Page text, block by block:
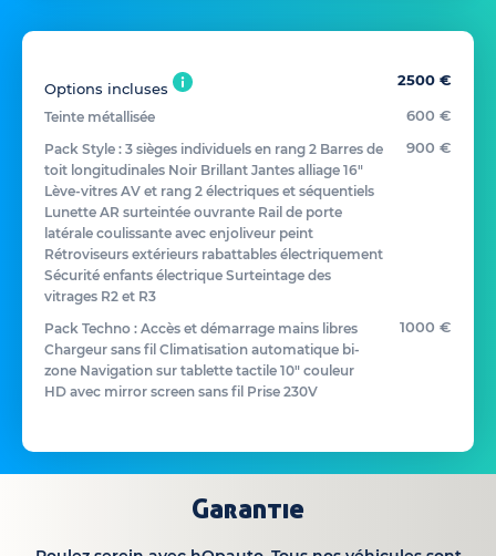
Options incluses 2500 €
Teinte métallisée 600 €
Pack Style : 3 sièges individuels en rang 2 Barres de
toit longitudinales Noir Brillant Jantes alliage 16"
Lève-vitres AV et rang 2 électriques et séquentiels
Lunette AR surteintée ouvrante Rail de porte
latérale coulissante avec enjoliveur peint
Rétroviseurs extérieurs rabattables électriquement
Sécurité enfants électrique Surteintage des
vitrages R2 et R3
900 €
Pack Techno : Accès et démarrage mains libres
Chargeur sans fil Climatisation automatique bi-
zone Navigation sur tablette tactile 10" couleur
HD avec mirror screen sans fil Prise 230V
1000 €
Garantie